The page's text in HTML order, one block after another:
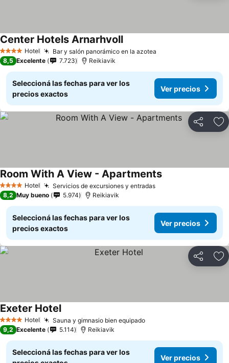
4 EstrellasHotel Bar y salón panorámico en la azotea
Center Hotels Arnarhvoll
8,5 Excelente 7.723 Reikiavik
Seleccioná las fechas para ver los
precios exactos
Ver precios
Compartir
4 EstrellasHotel Servicios de excursiones y entradas
Room With A View - Apartments
8,2 Muy bueno 5.974 Reikiavik
Seleccioná las fechas para ver los
precios exactos
Ver precios
Compartir
4 EstrellasHotel Sauna y gimnasio bien equipado
Exeter Hotel
9,2 Excelente 5.114 Reikiavik
Seleccioná las fechas para ver los
Ver precios